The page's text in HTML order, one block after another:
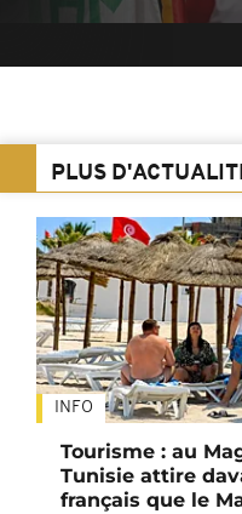
PLUS
INFO
Tourisme : au
Tunisie attire
français que le